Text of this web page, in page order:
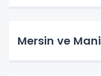
Mersin ve